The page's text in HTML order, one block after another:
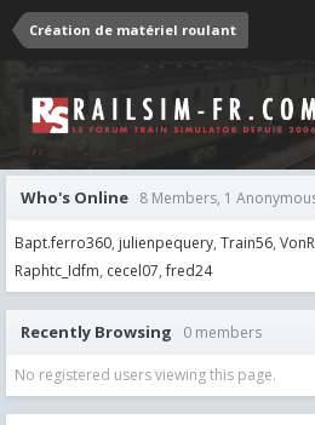
Création de matériel roulant
Who's Online 8 Members, 1
Bapt.ferro360 julienpequery Train56
Raphtc_Idfm cecel07 fred24
Recently Browsing 0 members
No registered users viewing this page.